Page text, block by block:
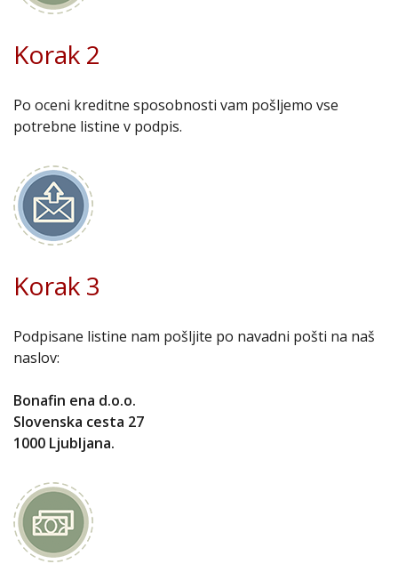
Korak 2
Po oceni kreditne sposobnosti vam pošljemo vse
potrebne listine v podpis.
Korak 3
Podpisane listine nam pošljite po navadni pošti na naš
naslov:
Bonafin ena d.o.o.
Slovenska cesta 27
1000 Ljubljana.